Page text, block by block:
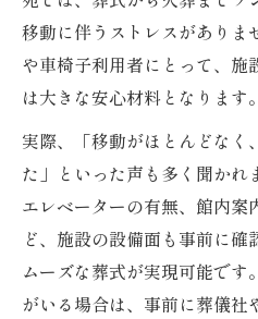
式場料を抑えた葬
葬式費用明細を理
式場料負担軽減で
補助金と葬祭費給
葬式費用を最小限
直葬や火葬式を選
葬式費用で損しな
複数社で葬式見積
移動に伴うストレスがありま
や車椅子利用者にとって、施
は大きな安心材料となります。
実際、「移動がほとんどなく
た」といった声も多く聞かれ
エレベーターの有無、館内案
ど、施設の設備面も事前に
ムーズな葬式が実現可能で
がいる場合は、事前に葬儀社